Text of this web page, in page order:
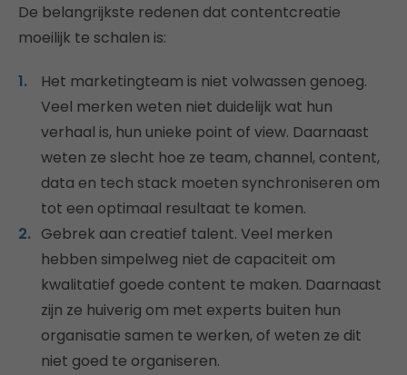
De belangrijkste redenen dat contentcreatie
moeilijk te schalen is:
Het marketingteam is niet volwassen genoeg.
Veel merken weten niet duidelijk wat hun
verhaal is, hun unieke point of view. Daarnaast
weten ze slecht hoe ze team, channel, content,
data en tech stack moeten synchroniseren om
tot een optimaal resultaat te komen.
Gebrek aan creatief talent. Veel merken
hebben simpelweg niet de capaciteit om
kwalitatief goede content te maken. Daarnaast
zijn ze huiverig om met experts buiten hun
organisatie samen te werken, of weten ze dit
niet goed te organiseren.